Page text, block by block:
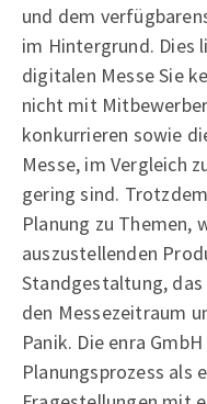
und dem
im Hintergrund. Dies
digitalen Messe Sie
nicht mit
konkurrieren sowie
Messe, im Vergleich
gering sind.
Planung zu Themen,
auszustellenden
Standgestaltung, das
den Messezeitraum
Panik. Die enra
Planungsprozess als